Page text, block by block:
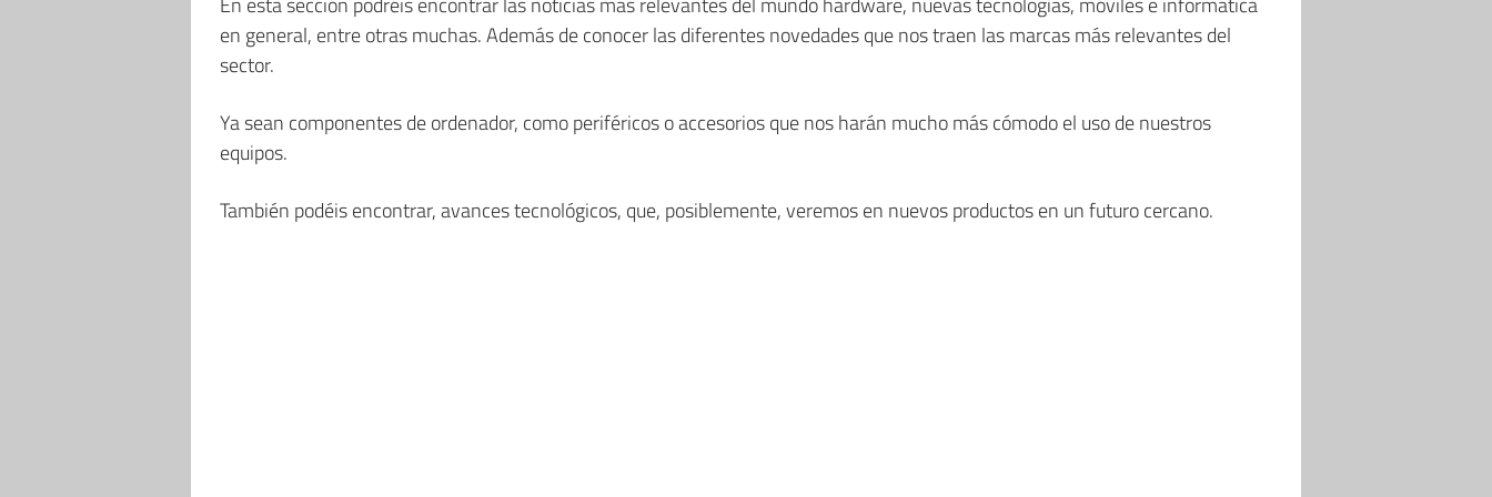
en general, entre otras muchas. Además de conocer las diferentes novedades que nos traen las marcas más relevantes del
sector.
Ya sean componentes de ordenador, como periféricos o accesorios que nos harán mucho más cómodo el uso de nuestros
equipos.
También podéis encontrar, avances tecnológicos, que, posiblemente, veremos en nuevos productos en un futuro cercano.